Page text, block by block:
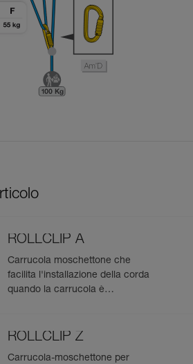
ROLLCLIP A
Carrucola moschettone che
facilita l'installazione della corda
quando la carrucola è
ROLLCLIP Z
Carrucola-moschettone per